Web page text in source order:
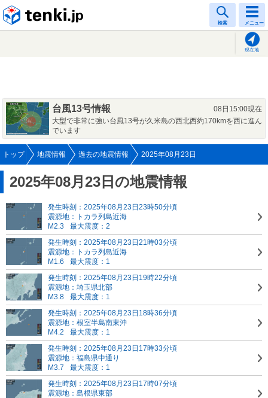
検索 メニュー
現在地
台風13号情報
08日15:00現在
大型で非常に強い台風13号が久米島の西北西約170kmを西に進ん
でいます
トップ 地震情報 過去の地震情報 2025年08月23日
2025年08月23日の地震情報
発生時刻：2025年08月23日23時50分頃
震源地：トカラ列島近海
M2.3
最大震度：2
発生時刻：2025年08月23日21時03分頃
震源地：トカラ列島近海
M1.6
最大震度：1
発生時刻：2025年08月23日19時22分頃
震源地：埼玉県北部
M3.8
最大震度：1
発生時刻：2025年08月23日18時36分頃
震源地：根室半島南東沖
M4.2
最大震度：1
発生時刻：2025年08月23日17時33分頃
震源地：福島県中通り
M3.7
最大震度：1
発生時刻：2025年08月23日17時07分頃
震源地：島根県東部